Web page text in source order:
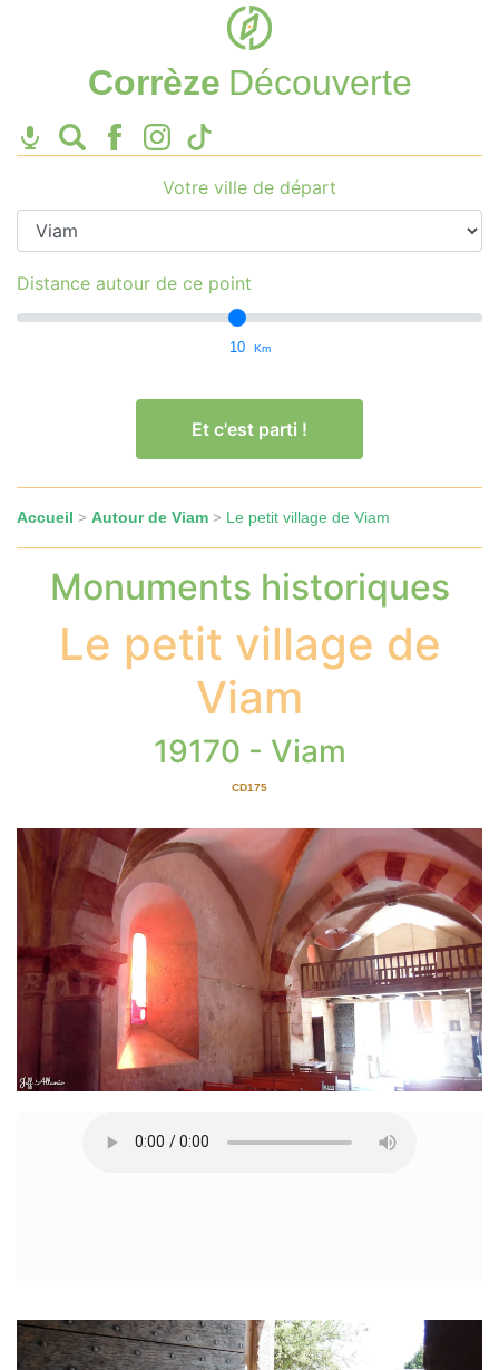
Corrèze Découverte
Votre ville de départ
Distance autour de ce point
10 Km
Et c'est parti !
Accueil > Autour de Viam > Le petit village de Viam
Monuments historiques
Le petit village de
Viam
19170 - Viam
CD175